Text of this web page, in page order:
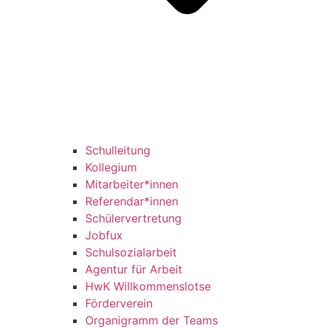
Schulleitung
Kollegium
Mitarbeiter*innen
Referendar*innen
Schülervertretung
Jobfux
Schulsozialarbeit
Agentur für Arbeit
HwK Willkommenslotse
Förderverein
Organigramm der Teams